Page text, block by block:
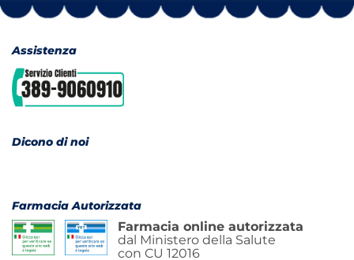
Assistenza
Dicono di noi
Farmacia Autorizzata
Farmacia online autorizzata
dal Ministero della Salute
con CU 12016